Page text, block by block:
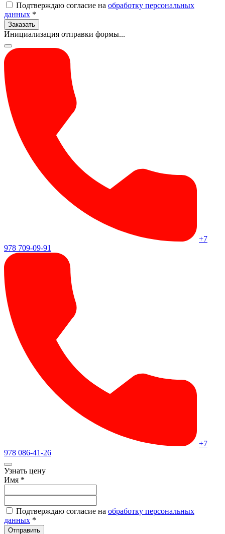
Подтверждаю согласие на обработку персональных
данных *
Заказать
Инициализация отправки формы...
+7
978 709-09-91
+7
978 086-41-26
Узнать цену
Имя *
Подтверждаю согласие на обработку персональных
данных *
Отправить